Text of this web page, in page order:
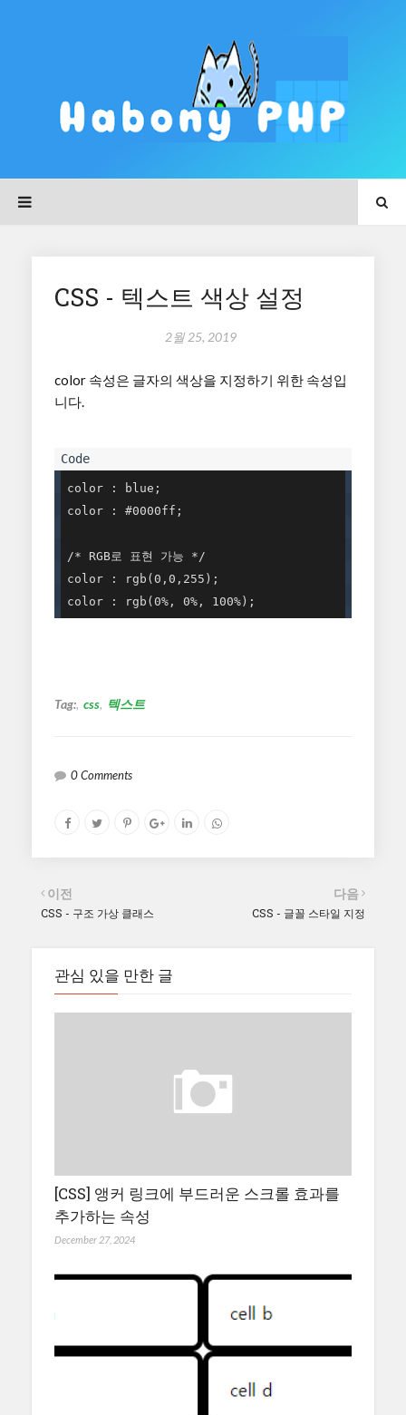
CSS - 텍스트 색상 설정
2월 25, 2019
color 속성은 글자의 색상을 지정하기 위한 속성입
니다.
color : blue;
color : #0000ff;
/* RGB로 표현 가능 */
color : rgb(0,0,255);
color : rgb(0%, 0%, 100%);
Tag: css 텍스트
0 Comments
다음
CSS - 글꼴 스타일 지정
이전
CSS - 구조 가상 클래스
관심 있을 만한 글
[CSS] 앵커 링크에 부드러운 스크롤 효과를
추가하는 속성
December 27, 2024